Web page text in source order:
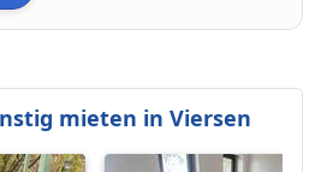
mieten in Viersen